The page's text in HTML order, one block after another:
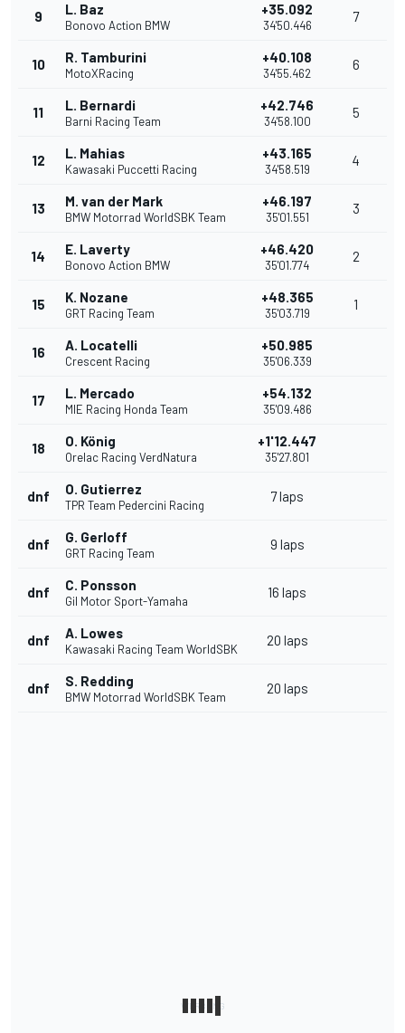
9 L. Baz
Bonovo Action BMW
+35.092
34'50.446
7
10 R. Tamburini
MotoXRacing
+40.108
34'55.462
6
11 L. Bernardi
Barni Racing Team
+42.746
34'58.100
5
12 L. Mahias
Kawasaki Puccetti Racing
+43.165
34'58.519
4
13 M. van der Mark
BMW Motorrad WorldSBK Team
+46.197
35'01.551
3
14 E. Laverty
Bonovo Action BMW
+46.420
35'01.774
2
15 K. Nozane
GRT Racing Team
+48.365
35'03.719
1
16 A. Locatelli
Crescent Racing
+50.985
35'06.339
17 L. Mercado
MIE Racing Honda Team
+54.132
35'09.486
18 O. König
Orelac Racing VerdNatura
+1'12.447
35'27.801
dnf O. Gutierrez
TPR Team Pedercini Racing
7 laps
dnf G. Gerloff
GRT Racing Team
9 laps
dnf C. Ponsson
Gil Motor Sport-Yamaha
16 laps
dnf A. Lowes
Kawasaki Racing Team WorldSBK
20 laps
dnf S. Redding
BMW Motorrad WorldSBK Team
20 laps